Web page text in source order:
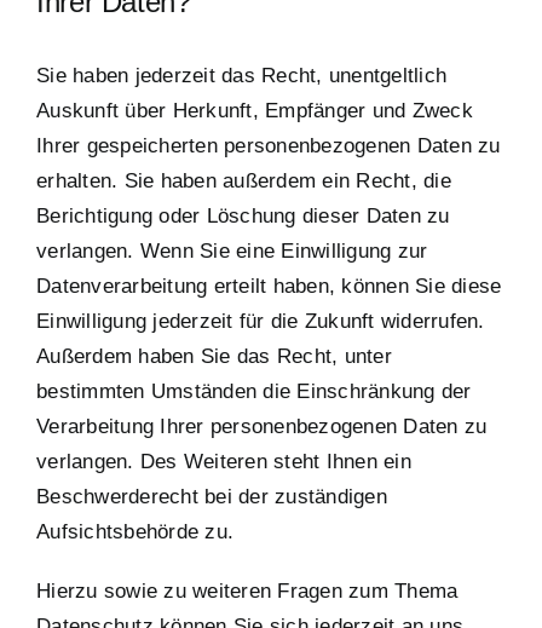
Sie haben jederzeit das Recht, unentgeltlich
Auskunft über Herkunft, Empfänger und Zweck
Ihrer gespeicherten personenbezogenen Daten zu
erhalten. Sie haben außerdem ein Recht, die
Berichtigung oder Löschung dieser Daten zu
verlangen. Wenn Sie eine Einwilligung zur
Datenverarbeitung erteilt haben, können Sie diese
Einwilligung jederzeit für die Zukunft widerrufen.
Außerdem haben Sie das Recht, unter
bestimmten Umständen die Einschränkung der
Verarbeitung Ihrer personenbezogenen Daten zu
verlangen. Des Weiteren steht Ihnen ein
Beschwerderecht bei der zuständigen
Aufsichtsbehörde zu.
Hierzu sowie zu weiteren Fragen zum Thema